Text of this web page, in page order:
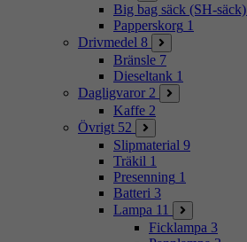
Big bag säck (SH-säck)
Papperskorg 1
Drivmedel 8
Bränsle 7
Dieseltank 1
Dagligvaror 2
Kaffe 2
Övrigt 52
Slipmaterial 9
Träkil 1
Presenning 1
Batteri 3
Lampa 11
Ficklampa 3